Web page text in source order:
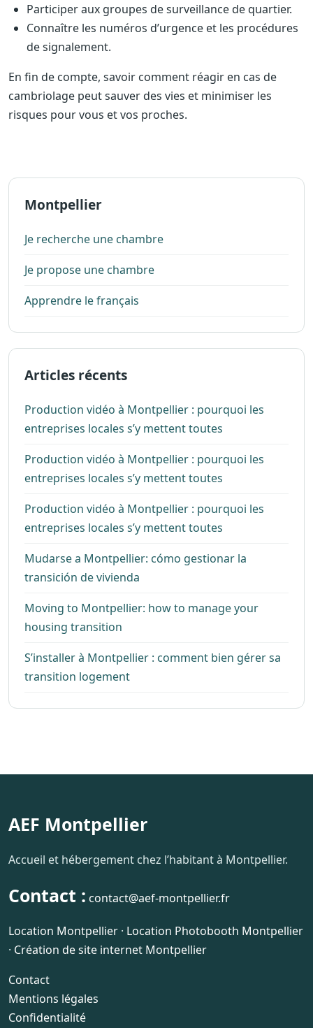
Participer aux groupes de surveillance de quartier.
Connaître les numéros d’urgence et les procédures
de signalement.
En fin de compte, savoir comment réagir en cas de
cambriolage peut sauver des vies et minimiser les
risques pour vous et vos proches.
Montpellier
Je recherche une chambre
Je propose une chambre
Apprendre le français
Articles récents
Production vidéo à Montpellier : pourquoi les
entreprises locales s’y mettent toutes
Production vidéo à Montpellier : pourquoi les
entreprises locales s’y mettent toutes
Production vidéo à Montpellier : pourquoi les
entreprises locales s’y mettent toutes
Mudarse a Montpellier: cómo gestionar la
transición de vivienda
Moving to Montpellier: how to manage your
housing transition
S’installer à Montpellier : comment bien gérer sa
transition logement
AEF Montpellier
Accueil et hébergement chez l’habitant à Montpellier.
Contact : contact@aef-montpellier.fr
Location Montpellier · Location Photobooth Montpellier
· Création de site internet Montpellier
Contact
Mentions légales
Confidentialité